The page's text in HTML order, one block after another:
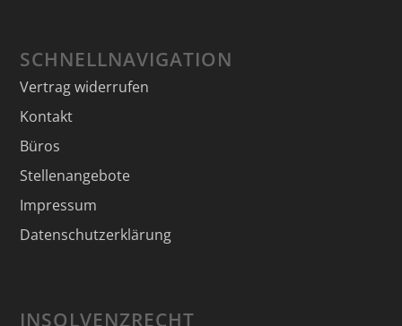
SCHNELLNAVIGATION
Vertrag widerrufen
Kontakt
Büros
Stellenangebote
Impressum
Datenschutzerklärung
INSOLVENZRECHT